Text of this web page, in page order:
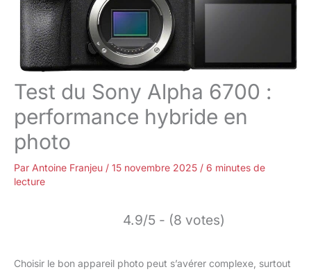
Test du Sony Alpha 6700 :
performance hybride en
photo
Par Antoine Franjeu / 15 novembre 2025 / 6 minutes de
lecture
4.9/5 - (8 votes)
Choisir le bon appareil photo peut s’avérer complexe, surtout